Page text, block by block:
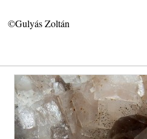
©Gulyás Zoltán